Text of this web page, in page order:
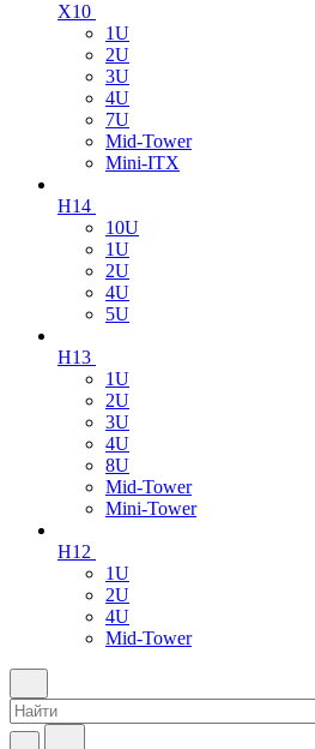
X10
1U
2U
3U
4U
7U
Mid-Tower
Mini-ITX
H14
10U
1U
2U
4U
5U
H13
1U
2U
3U
4U
8U
Mid-Tower
Mini-Tower
H12
1U
2U
4U
Mid-Tower